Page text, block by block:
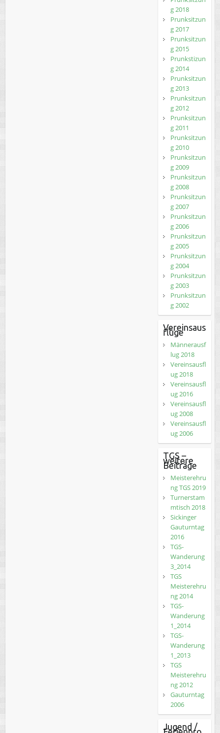
g 2018
Prunksitzun
g 2017
Prunksitzun
g 2015
Prunkstizun
g 2014
Prunksitzun
g 2013
Prunksitzun
g 2012
Prunksitzun
g 2011
Prunksitzun
g 2010
Prunksitzun
g 2009
Prunksitzun
g 2008
Prunksitzun
g 2007
Prunksitzun
g 2006
Prunksitzun
g 2005
Prunksitzun
g 2004
Prunksitzun
g 2003
Prunksitzun
g 2002
Vereinsaus
flüge
Männerausf
lug 2018
Vereinsausfl
ug 2018
Vereinsausfl
ug 2016
Vereinsausfl
ug 2008
Vereinsausfl
ug 2006
TGS –
weitere
Beiträge
Meisterehru
ng TGS 2019
Turnerstam
mtisch 2018
Sickinger
Gauturntag
2016
TGS-
Wanderung
3_2014
TGS
Meisterehru
ng 2014
TGS-
Wanderung
1_2014
TGS-
Wanderung
1_2013
TGS
Meisterehru
ng 2012
Gauturntag
2006
Jugend /